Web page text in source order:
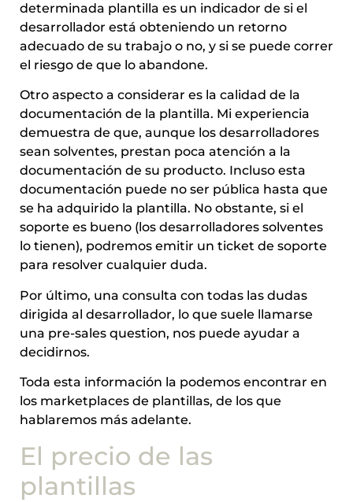
determinada plantilla es un indicador de si el
desarrollador está obteniendo un retorno
adecuado de su trabajo o no, y si se puede correr
el riesgo de que lo abandone.
Otro aspecto a considerar es la calidad de la
documentación de la plantilla. Mi experiencia
demuestra de que, aunque los desarrolladores
sean solventes, prestan poca atención a la
documentación de su producto. Incluso esta
documentación puede no ser pública hasta que
se ha adquirido la plantilla. No obstante, si el
soporte es bueno (los desarrolladores solventes
lo tienen), podremos emitir un ticket de soporte
para resolver cualquier duda.
Por último, una consulta con todas las dudas
dirigida al desarrollador, lo que suele llamarse
una pre-sales question, nos puede ayudar a
decidirnos.
Toda esta información la podemos encontrar en
los marketplaces de plantillas, de los que
hablaremos más adelante.
El precio de las
plantillas